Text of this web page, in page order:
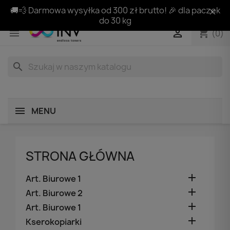
🚚💨 Darmowa wysyłka od 300 zł brutto! 🎉 dla paczek
do 30 kg
 shopping_cart(0)

search
MENU
STRONA GŁÓWNA
Art. Biurowe 1 
Art. Biurowe 2 
Art. Biurowe 1 
Kserokopiarki 